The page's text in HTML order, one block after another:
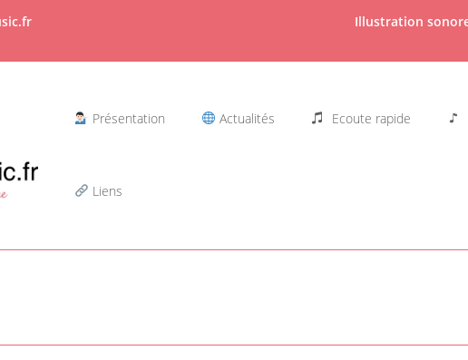
Illustration
Présentation Actualités Ecoute rapide
Liens